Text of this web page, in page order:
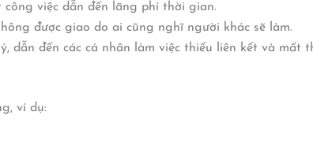
việc dẫn đến lãng phí thời gian.
được giao do ai cũng nghĩ người khác sẽ làm.
dẫn đến các cá nhân làm việc thiếu liên kết và mất
ví dụ: